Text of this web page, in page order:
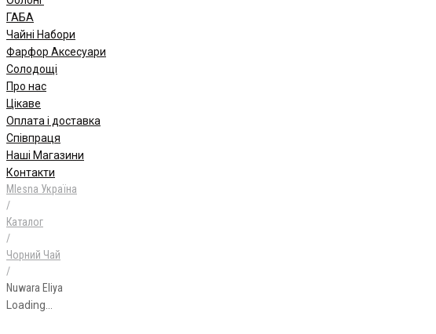
ГАБА
Чайні Набори
Фарфор Аксесуари
Солодощі
Про нас
Цікаве
Оплата і доставка
Співпраця
Наші Магазини
Контакти
Mlesna Україна
/
Каталог
/
Чорний Чай
/
Nuwara Eliya
Loading...